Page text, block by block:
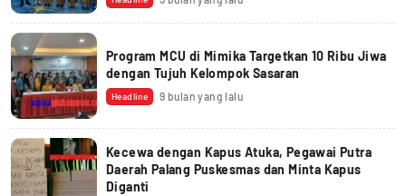
Program MCU di Mimika Targetkan 10 Ribu Jiwa
dengan Tujuh Kelompok Sasaran
Headline 9 bulan yang lalu
Kecewa dengan Kapus Atuka, Pegawai Putra
Daerah Palang Puskesmas dan Minta Kapus
Diganti